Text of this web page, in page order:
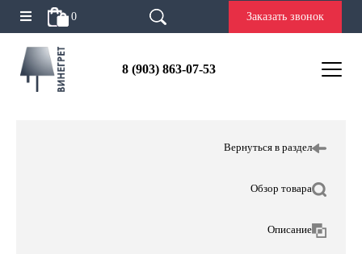
0 Заказать звонок
8 (903) 863-07-53
Вернуться в раздел
Обзор товара
Описание